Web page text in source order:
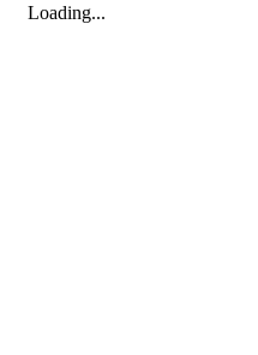
Loading...